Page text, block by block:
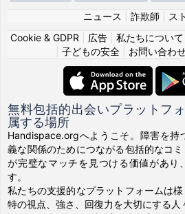
ニュース 詐欺師 ス
Cookie & GDPR
広告 私たちについて
子どもの安全| お問い合わ
無料包括的出会いプラットフ
属する場所
Handispace.orgへようこそ。障害を持
義な関係のためにつながる包括的なコ
が完璧なマッチを見つける価値があり
す。
私たちの支援的なプラットフォームは
特の視点、強さ、回復力を大切にする人